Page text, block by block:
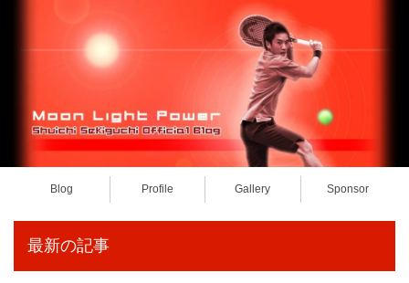
Blog Profile Gallery Sponsor
最新の記事